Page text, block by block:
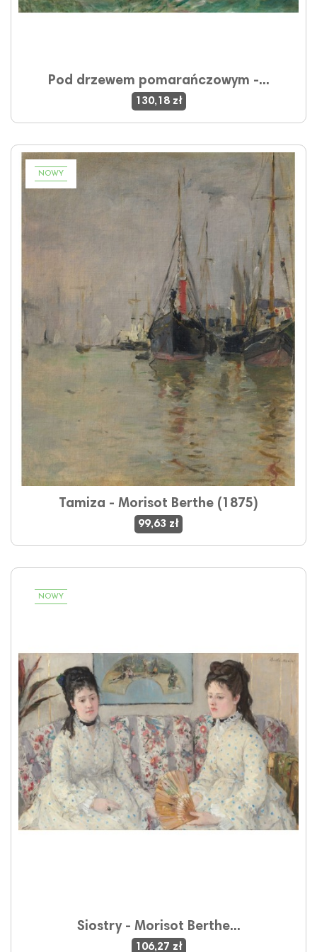
Pod drzewem pomarańczowym -...
130,18 zł
NOWY
Tamiza - Morisot Berthe (1875)
99,63 zł
NOWY
Siostry - Morisot Berthe...
106,27 zł